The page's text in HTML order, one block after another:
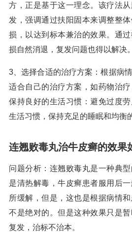
方，正是基于这一理念。该疗法
发，强调通过扶阳固本来调整整
损，以达到标本兼治的效果。通
损自然消退，复发问题也得以解决。
3、选择合适的治疗方案：根据病
适合自己的治疗方案，如药物治疗
保持良好的生活习惯：避免过度
生活习惯，保持充足的睡眠和均衡
连翘败毒丸治牛皮癣的效果
问题分析：连翘败毒丸是一种典
是清热解毒，牛皮癣患者服用后
所缓解，但是，这也是根据病情
不是绝对的。但是这种效果只是
复发，治标不治本。